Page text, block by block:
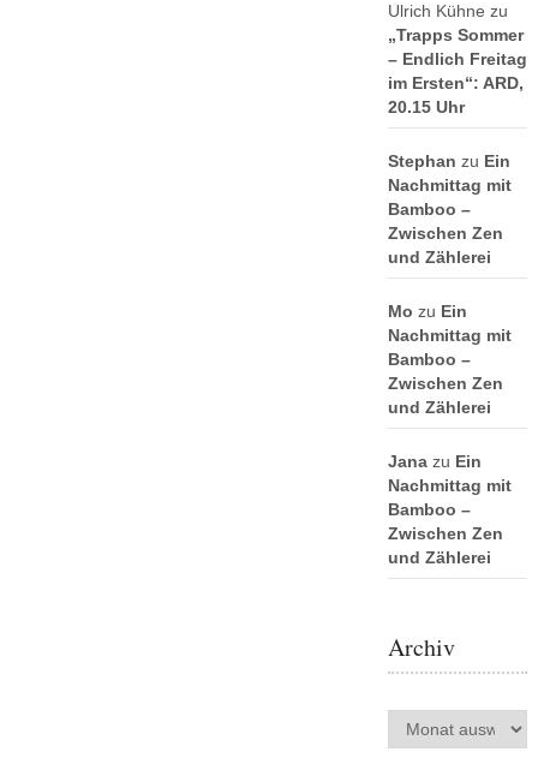
Ulrich Kühne zu
„Trapps Sommer
– Endlich Freitag
im Ersten“: ARD,
20.15 Uhr
Stephan zu Ein
Nachmittag mit
Bamboo –
Zwischen Zen
und Zählerei
Mo zu Ein
Nachmittag mit
Bamboo –
Zwischen Zen
und Zählerei
Janazu Ein
Nachmittag mit
Bamboo –
Zwischen Zen
und Zählerei
Archiv
Archiv